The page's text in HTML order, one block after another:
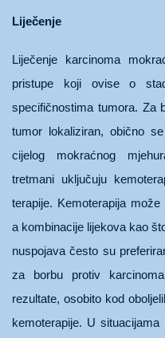
Liječenje
Liječenje karcinoma
pristupe koji ovise o
specifičnostima tumora. Za
tumor lokaliziran, obično
cijelog mokraćnog
tretmani uključuju
terapije. Kemoterapija
a kombinacije lijekova kao
nuspojava često su
za borbu protiv
rezultate, osobito kod
kemoterapije. U